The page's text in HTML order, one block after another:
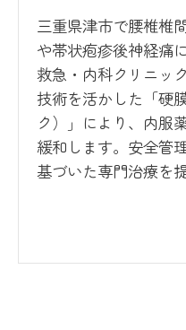
三重県津市で腰椎椎
や帯状疱疹後神経痛
救急・内科クリニッ
技術を活かした「硬
ク）」により、内服
緩和します。安全管
基づいた専門治療を